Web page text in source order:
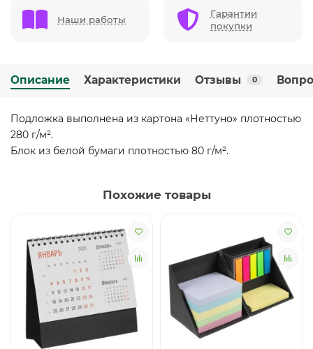
Наши работы
Гарантии
покупки
Описание Характеристики Отзывы 0
Подложка выполнена из картона «Неттуно» плотностью
280 г/м².
Блок из белой бумаги плотностью 80 г/м².
Похожие товары